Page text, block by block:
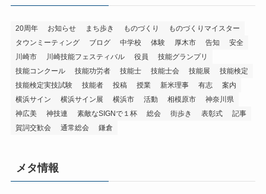
20周年 お知らせ まち歩き ものづくり
ものづくりマイスター
タウンミーティング
ブログ 中学校 体験 厚木市 告知
安全
川崎市
川崎技能フェスティバル 役員
技能グランプリ
技能コンクール
技能功労者 技能士 技能士会 技能展
技能検定
技能検定実技試験
技能者 投稿 授業 新米理事 有志
案内
横浜サイン
横浜サイン展 横浜市 活動 相模原市
神奈川県
神広美
神技連 素敵なSIGNで１杯 総会 街歩き 表彰式
記事
賀詞交歓会
通常総会 鎌倉
メタ情報